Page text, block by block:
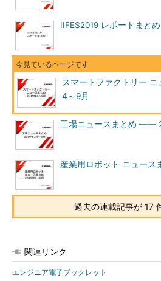
IIFES2019 レポートまとめ
スマートファクトリー
4～9月
工場ニュースまとめ ――
産業用ロボット ニュー
過去の連載記事が 17
関連リンク
エンジニア電子ブックレット